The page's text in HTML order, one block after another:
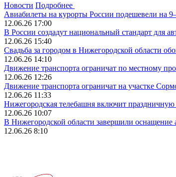
Новости Подробнее
Авиабилеты на курорты России подешевели на
12.06.26 17:00
В России создадут национальный стандарт для
12.06.26 15:40
Свадьба за городом в Нижегородской области
12.06.26 14:10
Движение транспорта ограничат по местному
12.06.26 12:26
Движение транспорта ограничат на участке
12.06.26 11:33
Нижегородская телебашня включит
12.06.26 10:07
В Нижегородской области завершили
12.06.26 8:10